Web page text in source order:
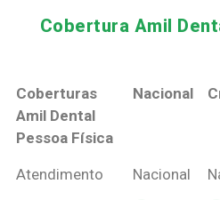
Cobertura Amil
Coberturas
Amil Dental
Pessoa Física
Nacional
Coberturas
Nacional
Atendimento Nacional